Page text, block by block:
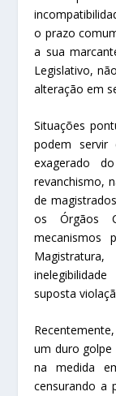
o prazo
a sua
Legislativo,
alteração em
Situações
podem servir
exagerado
revanchismo,
de
os Órgãos
mecanismos
suposta
um duro
na medida
censurando a